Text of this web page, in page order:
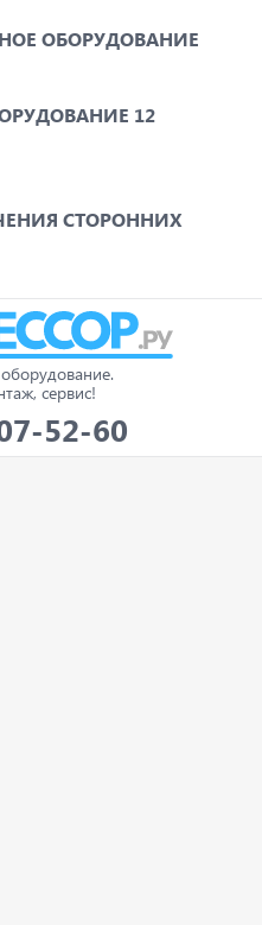
ОБОРУДОВАНИЕ
12
СТОРОННИХ
сервис!
52-60